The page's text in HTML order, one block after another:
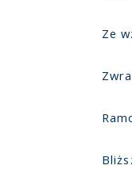
Ze